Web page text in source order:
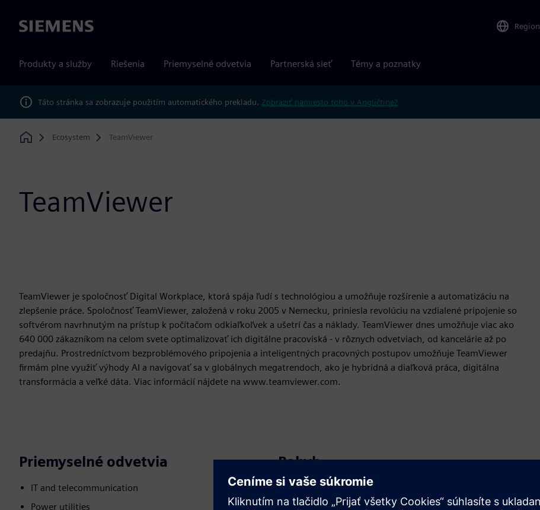
Siemens Region
Produkty a služby Riešenia Priemyselné odvetvia Partnerská sieť Témy a poznatky
Táto stránka sa zobrazuje použitím automatického prekladu. Zobraziť namiesto toho v Angličtine?
Home
Ecosystem TeamViewer
TeamViewer
TeamViewer je spoločnosť Digital Workplace, ktorá spája ľudí s technológiou a umožňuje rozšírenie a automatizáciu na
zlepšenie práce. Spoločnosť TeamViewer, založená v roku 2005 v Nemecku, priniesla revolúciu na vzdialené pripojenie so
softvérom navrhnutým na prístup k počítačom odkiaľkoľvek a ušetrí čas a náklady. TeamViewer dnes umožňuje viac ako
640 000 zákazníkom na celom svete optimalizovať ich digitálne pracoviská - v rôznych odvetviach, od kancelárie až po
predajňu. Prostredníctvom bezproblémového pripojenia a inteligentných pracovných postupov umožňuje TeamViewer
firmám plne využiť výhody AI a navigovať sa v globálnych megatrendoch, ako je hybridná a diaľková práca, digitálna
transformácia a veľké dáta. Viac informácií nájdete na www.teamviewer.com.
Priemyselné odvetvia
IT and telecommunication
Power utilities
Pohyb
Build
Rozširuje alebo nadväzuje na produkt/riešenie Siemens